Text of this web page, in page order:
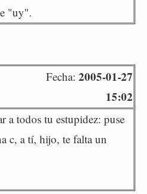
"uy".
Fecha: 2005-01-27
15:02
a todos tu estupidez: puse
c, a tí, hijo, te falta un